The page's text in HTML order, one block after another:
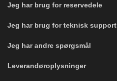
Jeg har brug for reservedele
Jeg har brug for teknisk support
Jeg har andre spørgsmål
Leverandøroplysninger